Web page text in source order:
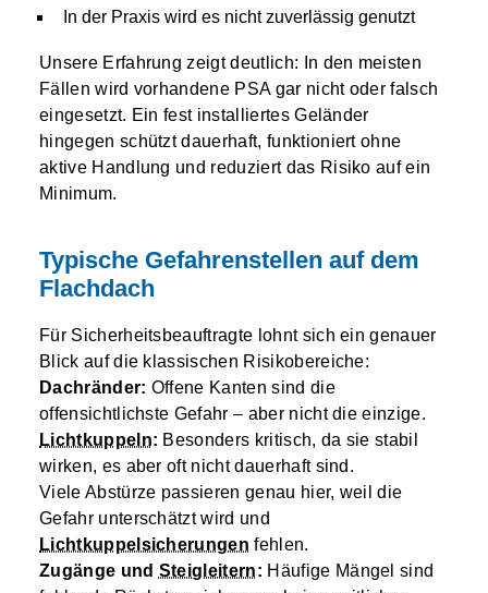
In der Praxis wird es nicht zuverlässig genutzt
Unsere Erfahrung zeigt deutlich: In den meisten
Fällen wird vorhandene PSA gar nicht oder falsch
eingesetzt. Ein fest installiertes Geländer
hingegen schützt dauerhaft, funktioniert ohne
aktive Handlung und reduziert das Risiko auf ein
Minimum.
Typische Gefahrenstellen auf dem
Flachdach
Für Sicherheitsbeauftragte lohnt sich ein genauer
Blick auf die klassischen Risikobereiche:
Dachränder: Offene Kanten sind die
offensichtlichste Gefahr – aber nicht die einzige.
Lichtkuppeln: Besonders kritisch, da sie stabil
wirken, es aber oft nicht dauerhaft sind.
Viele Abstürze passieren genau hier, weil die
Gefahr unterschätzt wird und
Lichtkuppelsicherungen fehlen.
Zugänge und Steigleitern: Häufige Mängel sind